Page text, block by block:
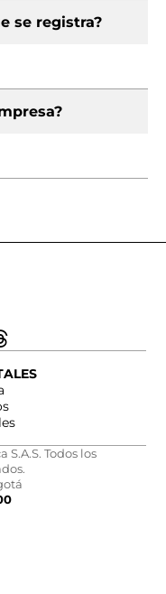
se registra?
Todos los